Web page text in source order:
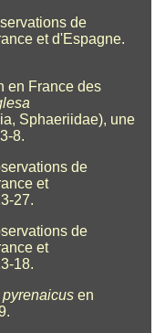
de
et d'Espagne.
en France des
Sphaeriidae), une
8.
de
et
27.
de
et
18.
pyrenaicusen